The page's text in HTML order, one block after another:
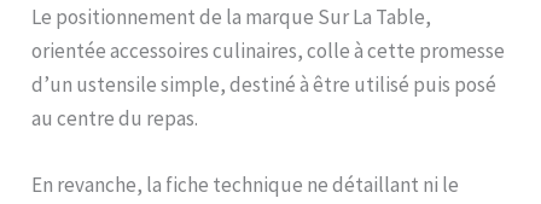
Le positionnement de la marque Sur La Table,
orientée accessoires culinaires, colle à cette promesse
d’un ustensile simple, destiné à être utilisé puis posé
au centre du repas.
En revanche, la fiche technique ne détaillant ni le